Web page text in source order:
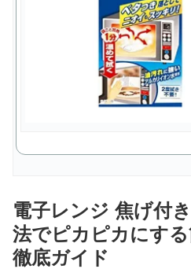
電子レンジ 焦げ付
法でピカピカにす
徹底ガイド